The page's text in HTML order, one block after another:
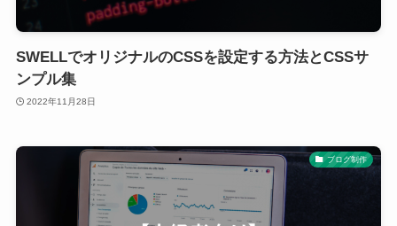
SWELLでオリジナルのCSSを設定する方法とCSSサ
ンプル集
2022年11月28日
ブログ制作